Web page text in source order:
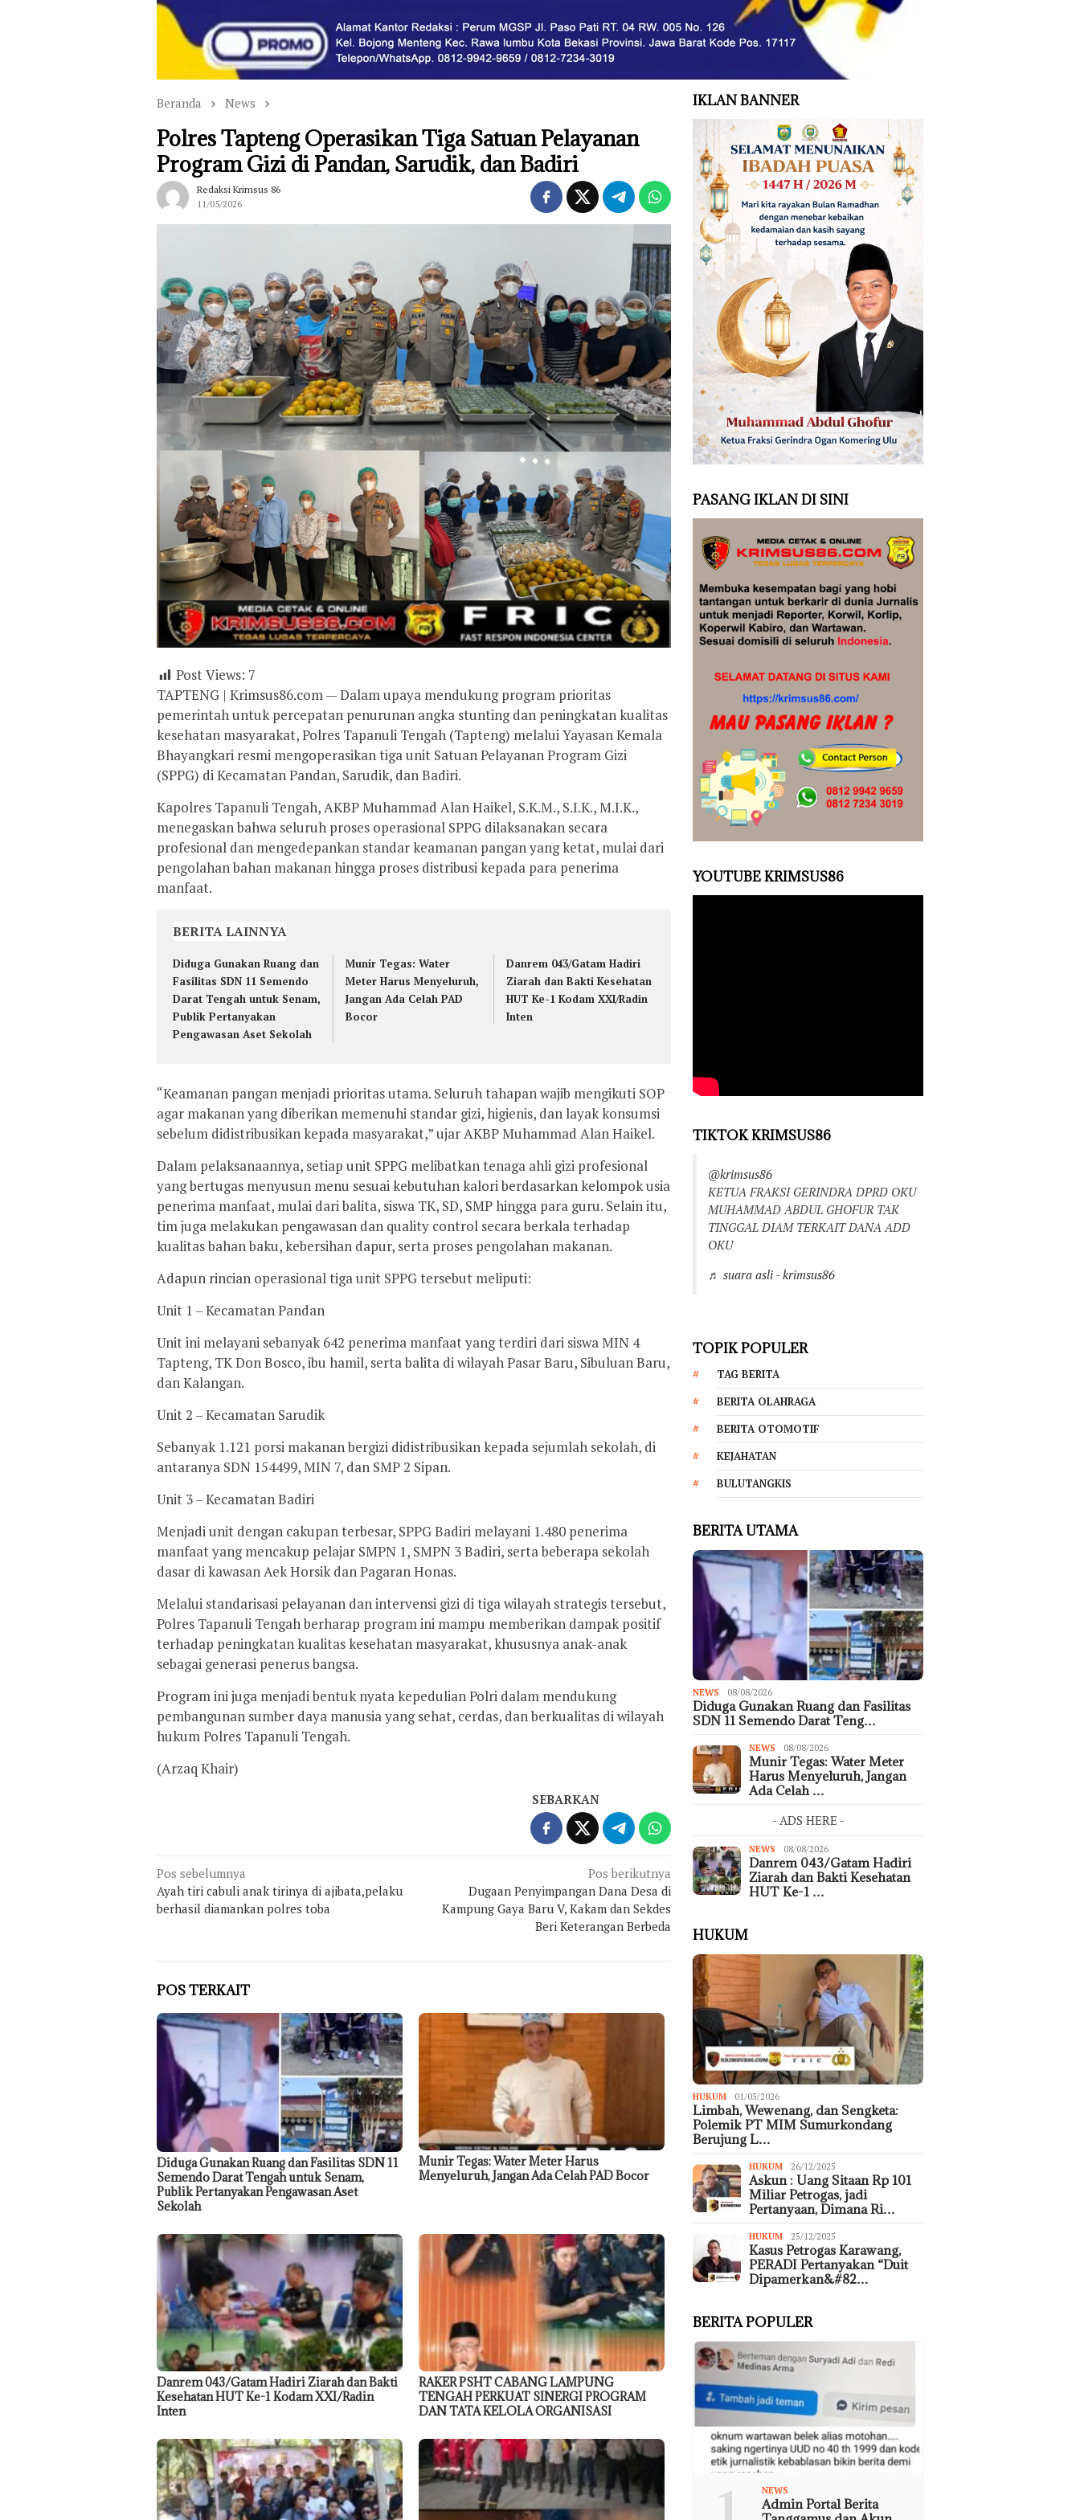
Beranda News
Polres Tapteng Operasikan Tiga Satuan Pelayanan
Program Gizi di Pandan, Sarudik, dan Badiri
Redaksi Krimsus 86
11/05/2026
Post Views: 7
TAPTENG | Krimsus86.com — Dalam upaya mendukung program prioritas
pemerintah untuk percepatan penurunan angka stunting dan peningkatan kualitas
kesehatan masyarakat, Polres Tapanuli Tengah (Tapteng) melalui Yayasan Kemala
Bhayangkari resmi mengoperasikan tiga unit Satuan Pelayanan Program Gizi
(SPPG) di Kecamatan Pandan, Sarudik, dan Badiri.
Kapolres Tapanuli Tengah, AKBP Muhammad Alan Haikel, S.K.M., S.I.K., M.I.K.,
menegaskan bahwa seluruh proses operasional SPPG dilaksanakan secara
profesional dan mengedepankan standar keamanan pangan yang ketat, mulai dari
pengolahan bahan makanan hingga proses distribusi kepada para penerima
manfaat.
BERITA LAINNYA
Diduga Gunakan Ruang dan
Fasilitas SDN 11 Semendo
Darat Tengah untuk Senam,
Publik Pertanyakan
Pengawasan Aset Sekolah
Munir Tegas: Water
Meter Harus Menyeluruh,
Jangan Ada Celah PAD
Bocor
Danrem 043/Gatam Hadiri
Ziarah dan Bakti Kesehatan
HUT Ke-1 Kodam XXI/Radin
Inten
“Keamanan pangan menjadi prioritas utama. Seluruh tahapan wajib mengikuti SOP
agar makanan yang diberikan memenuhi standar gizi, higienis, dan layak konsumsi
sebelum didistribusikan kepada masyarakat,” ujar AKBP Muhammad Alan Haikel.
Dalam pelaksanaannya, setiap unit SPPG melibatkan tenaga ahli gizi profesional
yang bertugas menyusun menu sesuai kebutuhan kalori berdasarkan kelompok usia
penerima manfaat, mulai dari balita, siswa TK, SD, SMP hingga para guru. Selain itu,
tim juga melakukan pengawasan dan quality control secara berkala terhadap
kualitas bahan baku, kebersihan dapur, serta proses pengolahan makanan.
Adapun rincian operasional tiga unit SPPG tersebut meliputi:
Unit 1 – Kecamatan Pandan
Unit ini melayani sebanyak 642 penerima manfaat yang terdiri dari siswa MIN 4
Tapteng, TK Don Bosco, ibu hamil, serta balita di wilayah Pasar Baru, Sibuluan Baru,
dan Kalangan.
Unit 2 – Kecamatan Sarudik
Sebanyak 1.121 porsi makanan bergizi didistribusikan kepada sejumlah sekolah, di
antaranya SDN 154499, MIN 7, dan SMP 2 Sipan.
Unit 3 – Kecamatan Badiri
Menjadi unit dengan cakupan terbesar, SPPG Badiri melayani 1.480 penerima
manfaat yang mencakup pelajar SMPN 1, SMPN 3 Badiri, serta beberapa sekolah
dasar di kawasan Aek Horsik dan Pagaran Honas.
Melalui standarisasi pelayanan dan intervensi gizi di tiga wilayah strategis tersebut,
Polres Tapanuli Tengah berharap program ini mampu memberikan dampak positif
terhadap peningkatan kualitas kesehatan masyarakat, khususnya anak-anak
sebagai generasi penerus bangsa.
Program ini juga menjadi bentuk nyata kepedulian Polri dalam mendukung
pembangunan sumber daya manusia yang sehat, cerdas, dan berkualitas di wilayah
hukum Polres Tapanuli Tengah.
(Arzaq Khair)
SEBARKAN
Navigasi
pos
Pos sebelumnya
Ayah tiri cabuli anak tirinya di ajibata,pelaku
berhasil diamankan polres toba
Pos berikutnya
Dugaan Penyimpangan Dana Desa di
Kampung Gaya Baru V, Kakam dan Sekdes
Beri Keterangan Berbeda
POS TERKAIT
Diduga Gunakan Ruang dan Fasilitas SDN 11
Semendo Darat Tengah untuk Senam,
Publik Pertanyakan Pengawasan Aset
Sekolah
Munir Tegas: Water Meter Harus
Menyeluruh, Jangan Ada Celah PAD Bocor
Danrem 043/Gatam Hadiri Ziarah dan Bakti
Kesehatan HUT Ke-1 Kodam XXI/Radin
Inten
RAKER PSHT CABANG LAMPUNG
TENGAH PERKUAT SINERGI PROGRAM
DAN TATA KELOLA ORGANISASI
IKLAN BANNER
PASANG IKLAN DI SINI
YOUTUBE KRIMSUS86
TIKTOK KRIMSUS86
@krimsus86
KETUA FRAKSI GERINDRA DPRD OKU
MUHAMMAD ABDUL GHOFUR TAK
TINGGAL DIAM TERKAIT DANA ADD
OKU
♬ suara asli - krimsus86
TOPIK POPULER
TAG BERITA
BERITA OLAHRAGA
BERITA OTOMOTIF
KEJAHATAN
BULUTANGKIS
BERITA UTAMA
NEWS 08/08/2026
Diduga Gunakan Ruang dan Fasilitas
SDN 11 Semendo Darat Teng…
NEWS 08/08/2026
Munir Tegas: Water Meter
Harus Menyeluruh, Jangan
Ada Celah …
- ADS HERE -
NEWS 08/08/2026
Danrem 043/Gatam Hadiri
Ziarah dan Bakti Kesehatan
HUT Ke-1 …
HUKUM
HUKUM 01/05/2026
Limbah, Wewenang, dan Sengketa:
Polemik PT MIM Sumurkondang
Berujung L…
HUKUM 26/12/2025
Askun : Uang Sitaan Rp 101
Miliar Petrogas, jadi
Pertanyaan, Dimana Ri…
HUKUM 25/12/2025
Kasus Petrogas Karawang,
PERADI Pertanyakan “Duit
Dipamerkan&#82…
BERITA POPULER
NEWS
Admin Portal Berita